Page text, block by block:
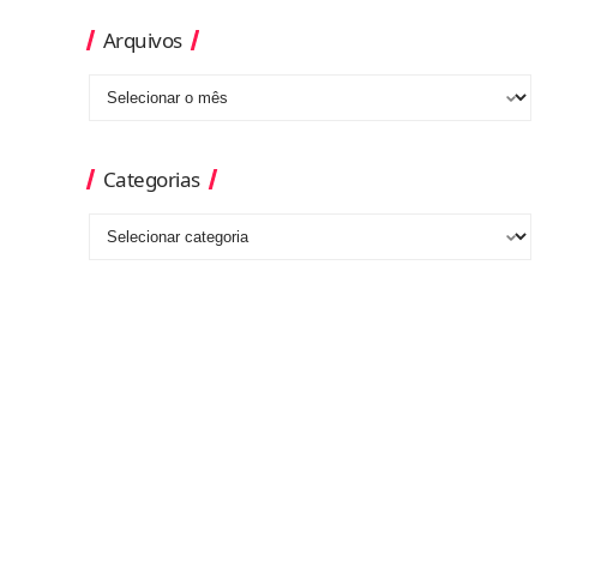
Arquivos
Categorias